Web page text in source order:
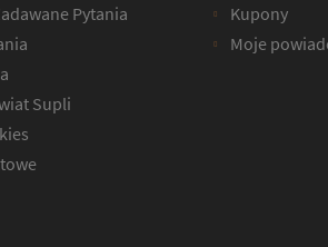
Pytania
Supli
Kupony
Moje